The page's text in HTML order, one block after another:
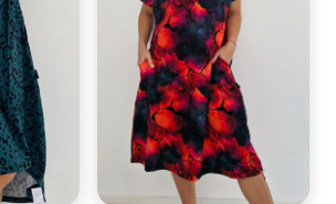
50 Velikost: 44-50